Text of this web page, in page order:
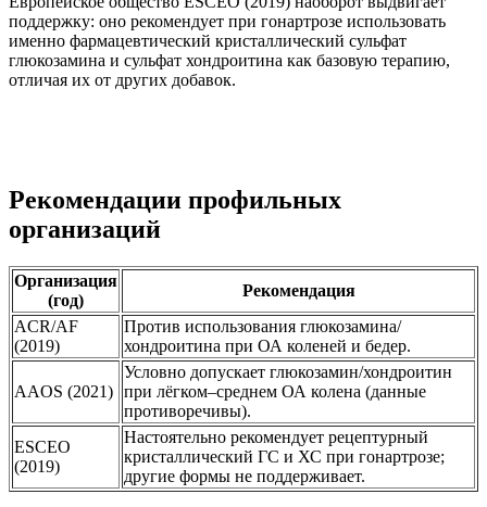
поддержку: оно рекомендует при гонартрозе использовать
именно фармацевтический кристаллический сульфат
глюкозамина и сульфат хондроитина как базовую терапию,
отличая их от других добавок.
Рекомендации профильных
организаций
Организация
(год)
Рекомендация
ACR/AF
(2019)
Против использования глюкозамина/
хондроитина при ОА коленей и бедер.
AAOS (2021)
Условно допускает глюкозамин/хондроитин
при лёгком–среднем ОА колена (данные
противоречивы).
ESCEO
(2019)
Настоятельно рекомендует рецептурный
кристаллический ГС и ХС при гонартрозе;
другие формы не поддерживает.